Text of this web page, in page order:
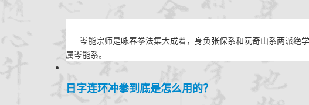
岑能宗师是咏春拳法集大成着，身负张保系和阮奇山系两派绝
属岑能系。
日字连环冲拳到底是怎么用的？